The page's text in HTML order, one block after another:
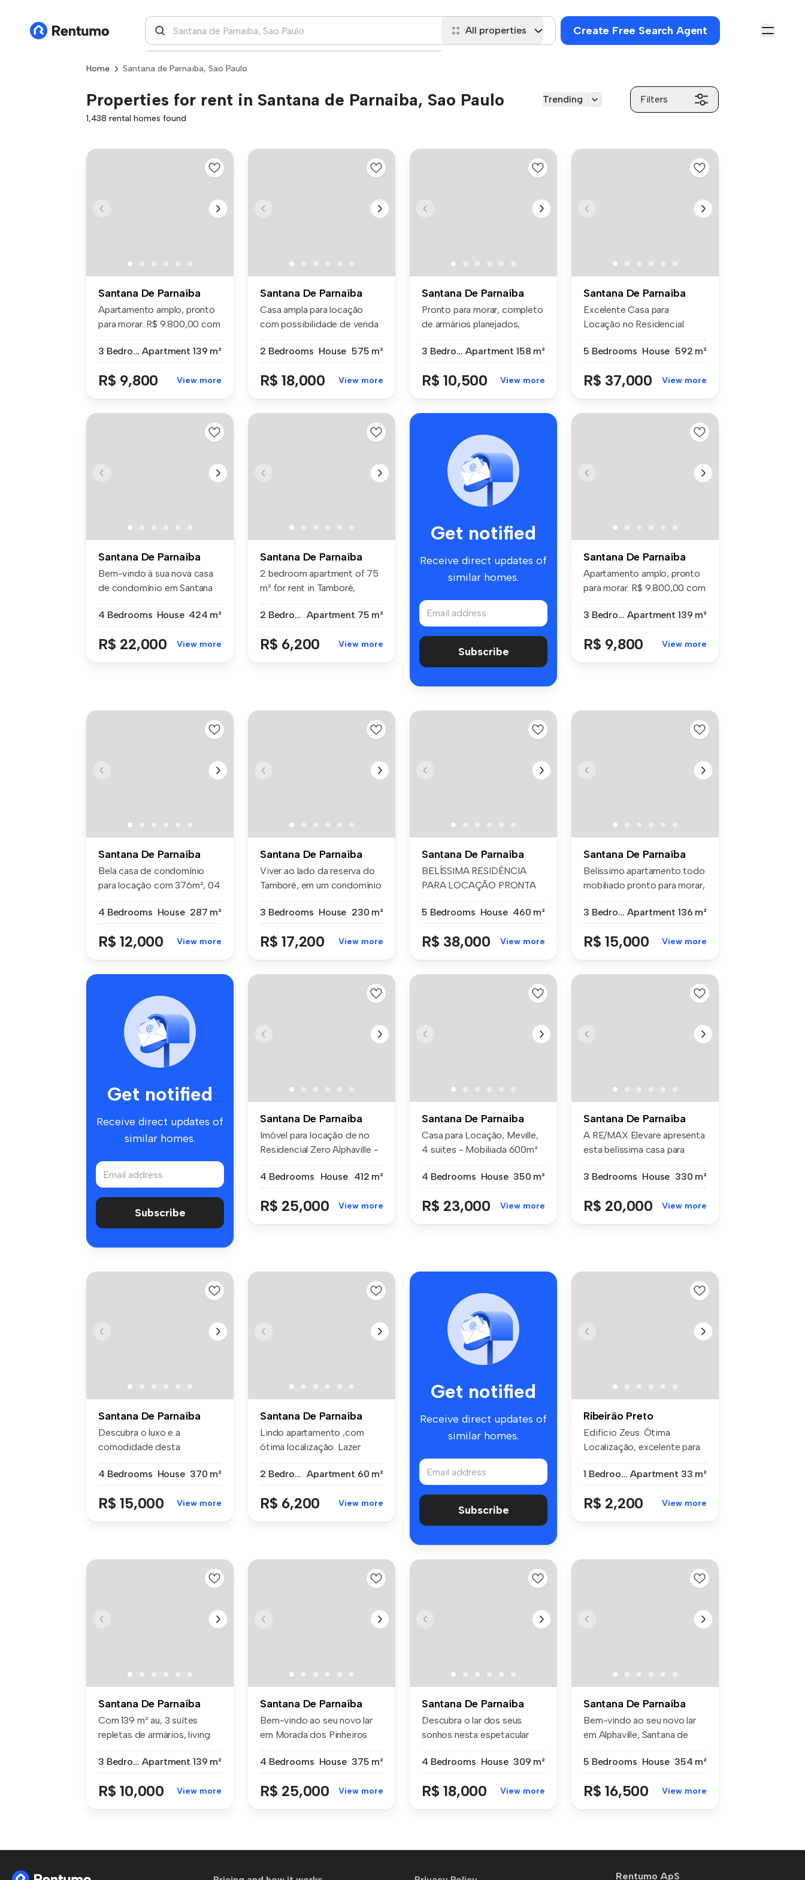
All properties Create Free Search Agent
Home Santana de Parnaiba, Sao Paulo
Properties for rent in Santana de Parnaiba, Sao Paulo Trending Filters
1,438 rental homes found
Santana De Parnaíba
Apartamento amplo, pronto
para morar. R$ 9.800,00 com
3 Bedrooms Apartment 139 m²
R$ 9,800 View more
Santana De Parnaíba
Casa ampla para locação
com possibilidade de venda
2 Bedrooms House 575 m²
R$ 18,000 View more
Santana De Parnaíba
Pronto para morar, completo
de armários planejados,
3 Bedrooms Apartment 158 m²
R$ 10,500 View more
Santana De Parnaíba
Excelente Casa para
Locação no Residencial
5 Bedrooms House 592 m²
R$ 37,000 View more
Santana De Parnaíba
Bem-vindo à sua nova casa
de condomínio em Santana
4 Bedrooms House 424 m²
R$ 22,000 View more
Santana De Parnaíba
2 bedroom apartment of 75
m² for rent in Tamboré,
2 Bedrooms Apartment 75 m²
R$ 6,200 View more
Get notified
Receive direct updates of
similar homes.
Subscribe
Santana De Parnaíba
Apartamento amplo, pronto
para morar. R$ 9.800,00 com
3 Bedrooms Apartment 139 m²
R$ 9,800 View more
Santana De Parnaíba
Bela casa de condomínio
para locação com 376m², 04
4 Bedrooms House 287 m²
R$ 12,000 View more
Santana De Parnaíba
Viver ao lado da reserva do
Tamboré, em um condomínio
3 Bedrooms House 230 m²
R$ 17,200 View more
Santana De Parnaíba
BELÍSSIMA RESIDÊNCIA
PARA LOCAÇÃO PRONTA
5 Bedrooms House 460 m²
R$ 38,000 View more
Santana De Parnaíba
Belíssimo apartamento todo
mobiliado pronto para morar,
3 Bedrooms Apartment 136 m²
R$ 15,000 View more
Get notified
Receive direct updates of
similar homes.
Subscribe
Santana De Parnaíba
Imóvel para locação de no
Residencial Zero Alphaville -
4 Bedrooms
House 412 m²
R$ 25,000 View more
Santana De Parnaíba
Casa para Locação, Meville,
4 suites - Mobiliada 600m²
4 Bedrooms House 350 m²
R$ 23,000 View more
Santana De Parnaíba
A RE/MAX Elevare apresenta
esta belíssima casa para
3 Bedrooms House 330 m²
R$ 20,000 View more
Santana De Parnaíba
Descubra o luxo e a
comodidade desta
4 Bedrooms House 370 m²
R$ 15,000 View more
Santana De Parnaíba
Lindo apartamento ,com
ótima localização. Lazer
2 Bedrooms Apartment 60 m²
R$ 6,200 View more
Get notified
Receive direct updates of
similar homes.
Subscribe
Ribeirão Preto
Edifício Zeus. Ótima
Localização, excelente para
1 Bedroom Apartment 33 m²
R$ 2,200 View more
Santana De Parnaíba
Com 139 m² au, 3 suítes
repletas de armários, living
3 Bedrooms Apartment 139 m²
R$ 10,000 View more
Santana De Parnaíba
Bem-vindo ao seu novo lar
em Morada dos Pinheiros
4 Bedrooms House 375 m²
R$ 25,000 View more
Santana De Parnaíba
Descubra o lar dos seus
sonhos nesta espetacular
4 Bedrooms House 309 m²
R$ 18,000 View more
Santana De Parnaíba
Bem-vindo ao seu novo lar
em Alphaville, Santana de
5 Bedrooms House 354 m²
R$ 16,500 View more
Rentumo ApS